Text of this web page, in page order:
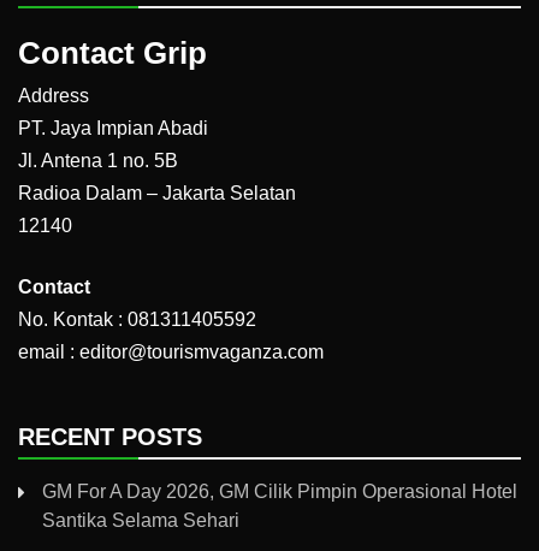
Contact Grip
Address
PT. Jaya Impian Abadi
Jl. Antena 1 no. 5B
Radioa Dalam – Jakarta Selatan
12140
Contact
No. Kontak : 081311405592
email : editor@tourismvaganza.com
RECENT POSTS
GM For A Day 2026, GM Cilik Pimpin Operasional Hotel
Santika Selama Sehari